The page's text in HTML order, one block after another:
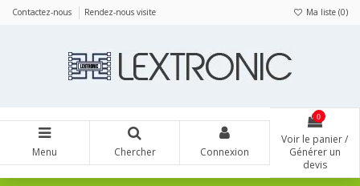
Contactez-nous Rendez-nous visite Ma liste (0)
Menu Chercher Connexion
0
Voir le panier /
Générer un
devis
Panneau de gestion des cookies